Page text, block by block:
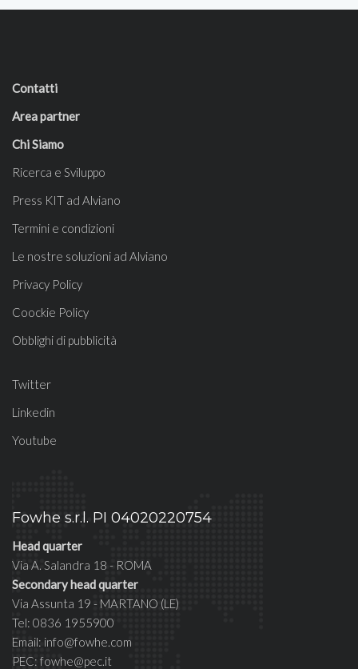
Contatti
Area partner
Chi Siamo
Ricerca e Sviluppo
Press KIT ad Alviano
Termini e condizioni
Le nostre soluzioni ad Alviano
Privacy Policy
Coockie Policy
Obblighi di pubblicità
Twitter
Linkedin
Youtube
Fowhe s.r.l. PI 04020220754
Head quarter
Via A. Salandra 18 - ROMA
Secondary head quarter
Via Assunta 19 - MARTANO (LE)
Tel: 0836 1955900
Email: info@fowhe.com
PEC: fowhe@pec.it